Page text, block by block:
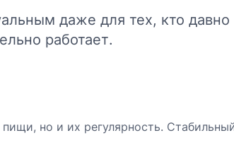
даже для тех, кто давно
работает.
но и их регулярность.